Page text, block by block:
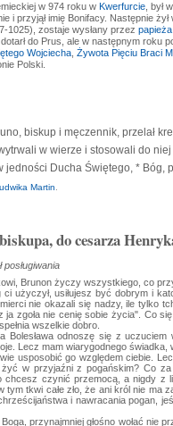
w 974 roku w Kwerfurcie, był
i przyjął imię Bonifacy. Następnie
1025), zostaje wysłany przez papieża
do Prus, ale w następnym roku
Wojciecha, Żywota Pięciu Braci
Polski.
biskup i męczennik, przelał
w wierze i stosowali do
jedności Ducha Świętego, * Bóg,
Martin
do cesarza
Brunon życzy wszystkiego, co
użyczył, usiłujesz być dobrym i
nie okazali się nadzy, ile tylko
ja zgoła nie cenię sobie życia". Co
wszelkie dobro.
Bolesława odnoszę się z
Lecz mam wiarygodnego świadka,
usposobić go względem ciebie.
w przyjaźni z pogańskim? Co
chcesz czynić przemocą, a nigdy z
tkwi całe zło, że ani król nie ma
i nawracania pogan,
przynajmniej głośno wołać nie